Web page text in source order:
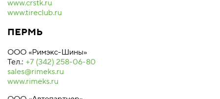
www.crstk.ru
www.tireclub.ru
ПЕРМЬ
ООО «Римэкс-Шины»
Тел.: +7 (342) 258-06-80
sales@rimeks.ru
www.rimeks.ru